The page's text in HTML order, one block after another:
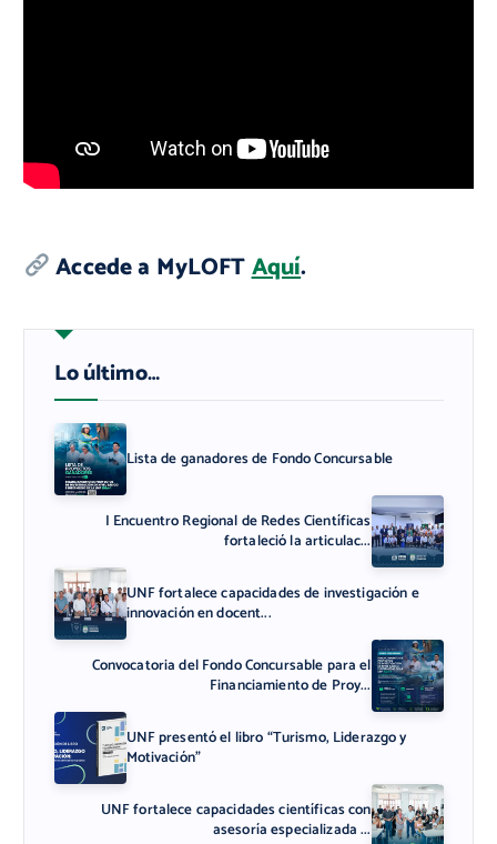
Accede a MyLOFTAquí.
Lo último…
Lista de ganadores de Fondo Concursable
I Encuentro Regional de Redes Científicas
fortaleció la articulac...
UNF fortalece capacidades de investigación e
innovación en docent...
Convocatoria del Fondo Concursable para el
Financiamiento de Proy...
UNF presentó el libro “Turismo, Liderazgo y
Motivación”
UNF fortalece capacidades científicas con
asesoría especializada ...